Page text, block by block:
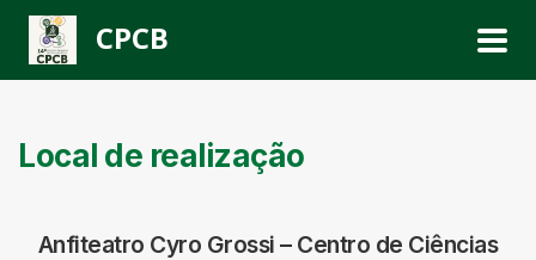
CPCB
Local de realização
Anfiteatro Cyro Grossi – Centro de Ciências